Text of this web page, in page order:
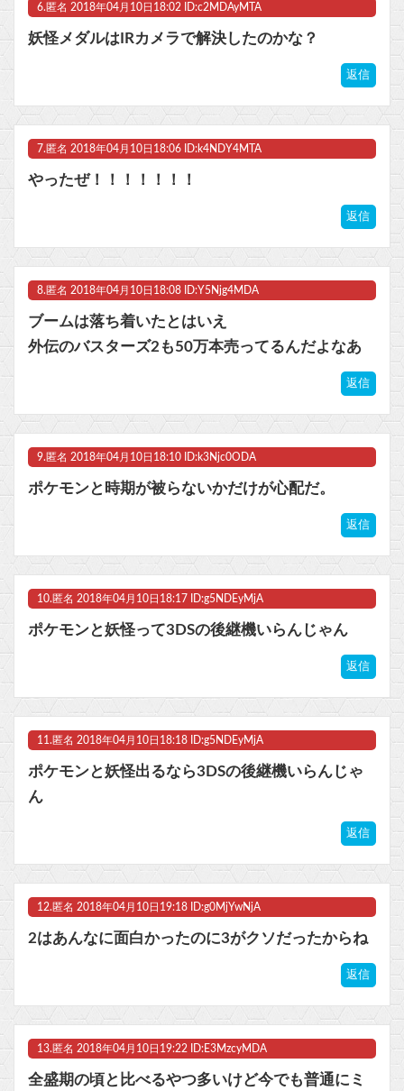
6. 匿名 2018年04月10日18:02 ID:c2MDAyMTA
妖怪メダルはIRカメラで解決したのかな？
返信
7. 匿名 2018年04月10日18:06 ID:k4NDY4MTA
やったぜ！！！！！！！
返信
8. 匿名 2018年04月10日18:08 ID:Y5Njg4MDA
ブームは落ち着いたとはいえ
外伝のバスターズ2も50万本売ってるんだよなあ
返信
9. 匿名 2018年04月10日18:10 ID:k3Njc0ODA
ポケモンと時期が被らないかだけが心配だ。
返信
10. 匿名 2018年04月10日18:17 ID:g5NDEyMjA
ポケモンと妖怪って3DSの後継機いらんじゃん
返信
11. 匿名 2018年04月10日18:18 ID:g5NDEyMjA
ポケモンと妖怪出るなら3DSの後継機いらんじゃ
ん
返信
12. 匿名 2018年04月10日19:18 ID:g0MjYwNjA
2はあんなに面白かったのに3がクソだったからね
返信
13. 匿名 2018年04月10日19:22 ID:E3MzcyMDA
全盛期の頃と比べるやつ多いけど今でも普通にミ